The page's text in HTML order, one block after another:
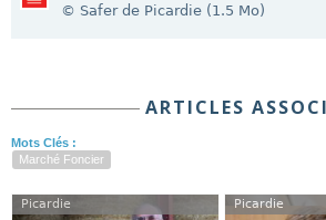
© Safer de Picardie (1.5 Mo)
ARTICLES
Mots Clés :
Marché Foncier
Picardie Picardie